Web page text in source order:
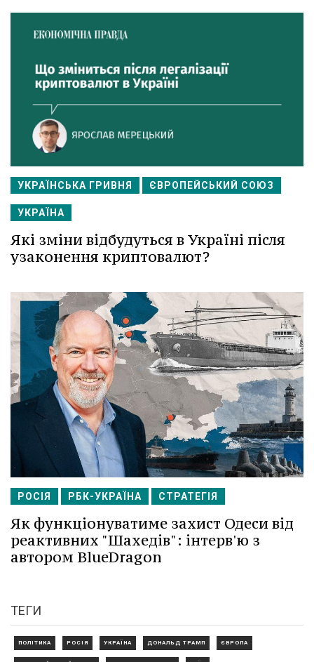
УКРАЇНСЬКА ГРИВНЯ ЄВРОПЕЙСЬКИЙ СОЮЗ
УКРАЇНА
Які зміни відбудуться в Україні після
узаконення криптовалют?
РОСІЯ РБК-УКРАЇНА СТРАТЕГІЯ
Як функціонуватиме захист Одеси від
реактивних "Шахедів": інтерв'ю з
автором BlueDragon
ТЕГИ
ПОЛІТИКА РОСІЯ УКРАЇНА ДОНАЛЬД ТРАМП ЄВРОПА